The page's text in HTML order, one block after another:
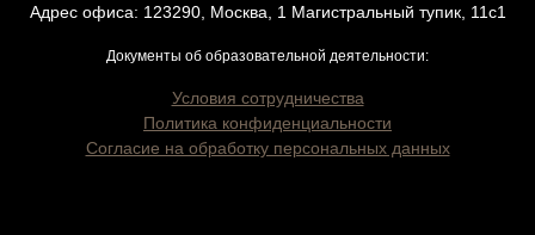
Адрес офиса: 123290, Москва, 1 Магистральный тупик, 11с1
Документы об образовательной деятельности:
Условия сотрудничества
Политика конфиденциальности
Согласие на обработку персональных данных